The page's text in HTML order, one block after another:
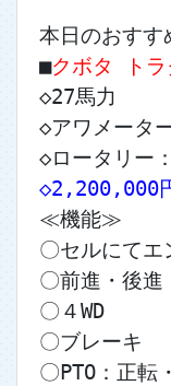
本日のおすす
■クボタ ト
◇27馬力
◇アワメータ
◇ロータリー
◇2,200,000
≪機能≫
〇セルにてエ
〇前進・後進
〇４WD
〇ブレーキ
〇PTO：正転